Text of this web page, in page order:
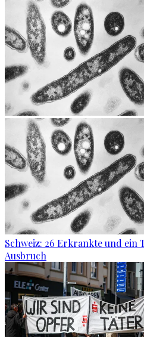
Schweiz: 26 Erkrankte und ein
Ausbruch